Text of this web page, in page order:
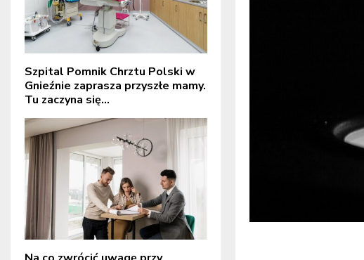
Szpital Pomnik Chrztu Polski w
Gnieźnie zaprasza przyszłe mamy.
Tu zaczyna się...